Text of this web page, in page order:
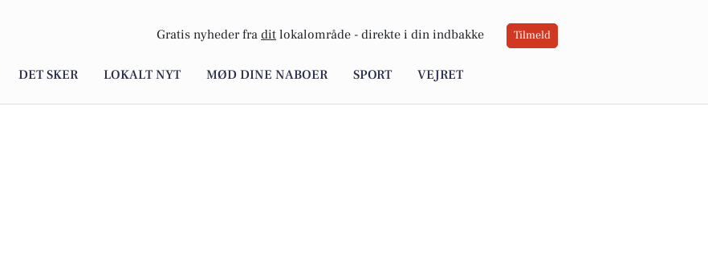
Gratis nyheder fra dit lokalområde - direkte i din indbakke Tilmeld
DET SKER LOKALT NYT MØD DINE NABOER SPORT VEJRET